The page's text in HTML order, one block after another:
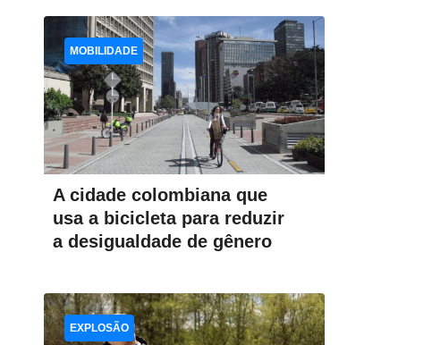
A cidade colombiana que
usa a bicicleta para reduzir
a desigualdade de gênero
MOBILIDADE
EXPLOSÃO